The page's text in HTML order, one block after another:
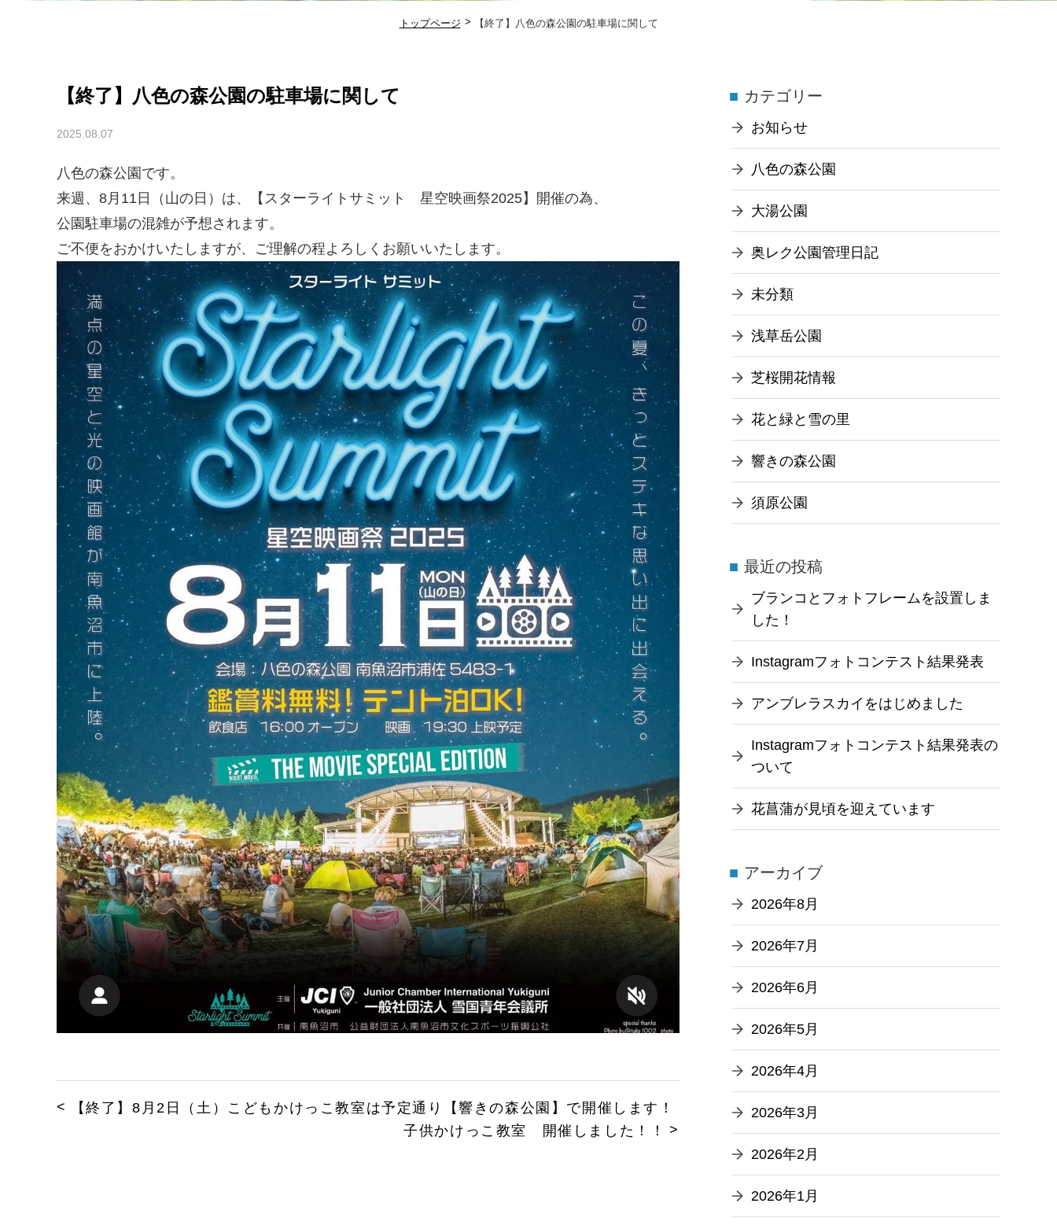
トップページ 【終了】八色の森公園の駐車場に関して
【終了】八色の森公園の駐車場に関して
2025.08.07
八色の森公園です。
来週、8月11日（山の日）は、【スターライトサミット 星空映画祭2025】開催の為、
公園駐車場の混雑が予想されます。
ご不便をおかけいたしますが、ご理解の程よろしくお願いいたします。
【終了】8月2日（土）こどもかけっこ教室は予定通り【響きの森公園】で開催します！
子供かけっこ教室 開催しました！！
カテゴリー
お知らせ
八色の森公園
大湯公園
奥レク公園管理日記
未分類
浅草岳公園
芝桜開花情報
花と緑と雪の里
響きの森公園
須原公園
最近の投稿
ブランコとフォトフレームを設置しま
した！
Instagramフォトコンテスト結果発表
アンブレラスカイをはじめました
Instagramフォトコンテスト結果発表の
ついて
花菖蒲が見頃を迎えています
アーカイブ
2026年8月
2026年7月
2026年6月
2026年5月
2026年4月
2026年3月
2026年2月
2026年1月